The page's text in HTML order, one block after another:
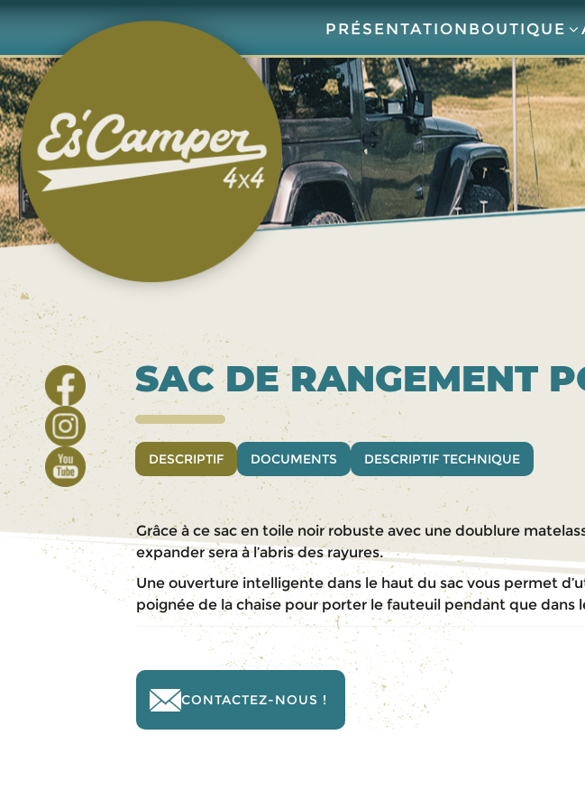
Aller
principal
PRÉSENTATION BOUTIQUE
SAC DE RANGEMENT
DESCRIPTIF DOCUMENTS DESCRIPTIF TECHNIQUE
Grâce à ce sac en toile noir robuste avec une doublure
expander sera à l’abris des rayures.
Une ouverture intelligente dans le haut du sac vous permet
poignée de la chaise pour porter le fauteuil pendant que dans
CONTACTEZ-NOUS !